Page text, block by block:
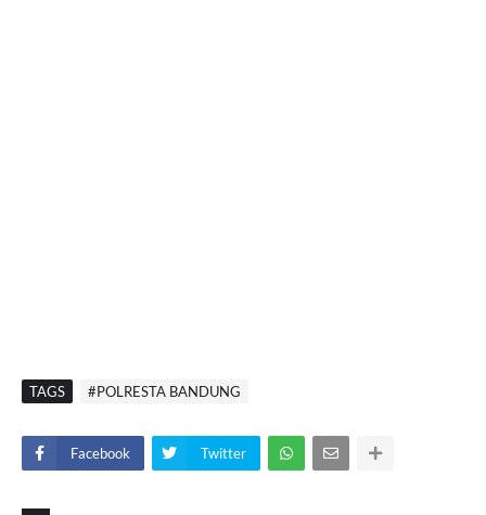
TAGS #POLRESTA BANDUNG
Facebook Twitter